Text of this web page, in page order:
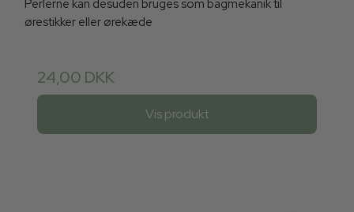
Perlerne kan desuden bruges som bagmekanik til
ørestikker eller ørekæde
24,00 DKK
Vis produkt